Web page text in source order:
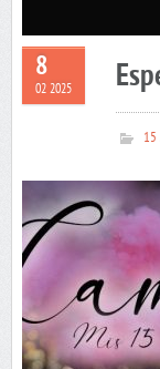
8
02 2025
15